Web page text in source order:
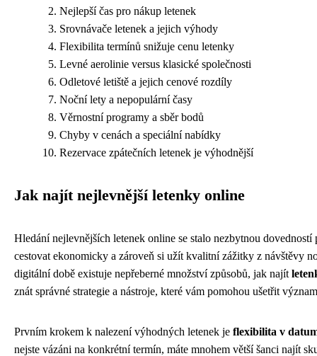
Nejlepší čas pro nákup letenek
Srovnávače letenek a jejich výhody
Flexibilita termínů snižuje cenu letenky
Levné aerolinie versus klasické společnosti
Odletové letiště a jejich cenové rozdíly
Noční lety a nepopulární časy
Věrnostní programy a sběr bodů
Chyby v cenách a speciální nabídky
Rezervace zpátečních letenek je výhodnější
Jak najít nejlevnější letenky online
Hledání nejlevnějších letenek online se stalo nezbytnou dovedností
cestovat ekonomicky a zároveň si užít kvalitní zážitky z návštěvy
digitální době existuje nepřeberné množství způsobů, jak najít
znát správné strategie a nástroje, které vám pomohou ušetřit
Prvním krokem k nalezení výhodných letenek je flexibilita v
nejste vázáni na konkrétní termín, máte mnohem větší šanci najít